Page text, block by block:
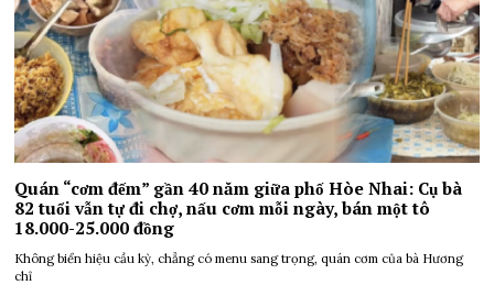
Quán “cơm đếm” gần 40 năm giữa phố Hòe Nhai: Cụ bà
82 tuổi vẫn tự đi chợ, nấu cơm mỗi ngày, bán một tô
18.000-25.000 đồng
Không biển hiệu cầu kỳ, chẳng có menu sang trọng, quán cơm của bà Hương
chỉ